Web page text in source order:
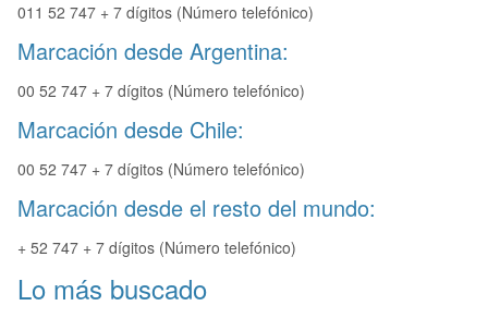
011 52 747 + 7 dígitos (Número telefónico)
Marcación desde Argentina:
00 52 747 + 7 dígitos (Número telefónico)
Marcación desde Chile:
00 52 747 + 7 dígitos (Número telefónico)
Marcación desde el resto del mundo:
+ 52 747 + 7 dígitos (Número telefónico)
Lo más buscado